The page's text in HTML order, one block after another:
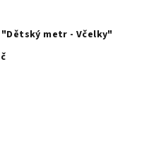
metr - Včelky"